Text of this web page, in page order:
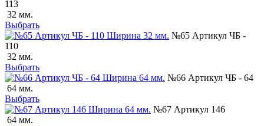
113
32 мм.
Выбрать
№65 Артикул ЧБ -
110
32 мм.
Выбрать
№66 Артикул ЧБ - 64
64 мм.
Выбрать
№67 Артикул 146
64 мм.